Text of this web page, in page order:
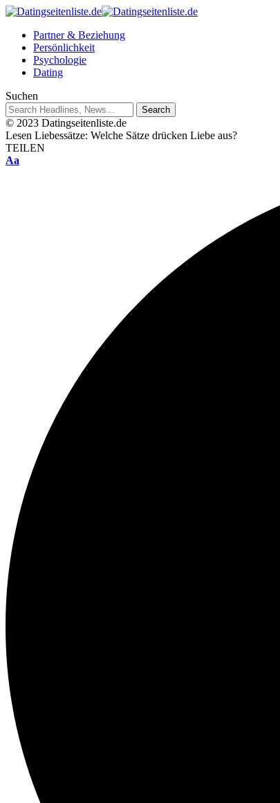
Partner & Beziehung
Persönlichkeit
Psychologie
Dating
Suchen
© 2023 Datingseitenliste.de
Lesen Liebessätze: Welche Sätze drücken Liebe aus?
TEILEN
Aa